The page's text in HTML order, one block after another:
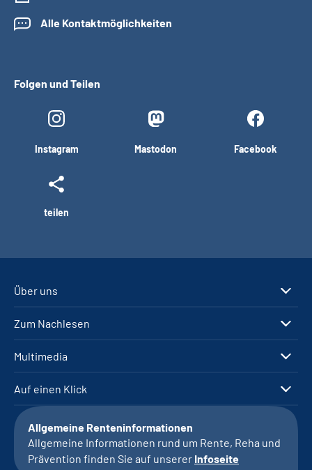
Alle Kontaktmöglichkeiten
Folgen und Teilen
Instagram Mastodon Facebook
teilen
Über uns
Zum Nachlesen
Multimedia
Auf einen Klick
Allgemeine Renteninformationen
Allgemeine Informationen rund um Rente, Reha und
Prävention finden Sie auf unserer Infoseite